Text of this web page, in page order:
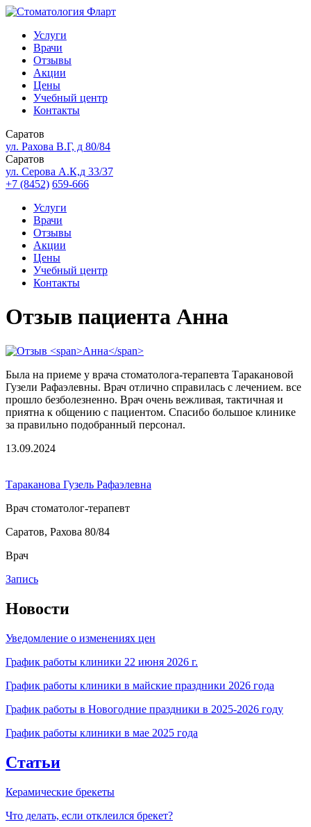
Услуги
Врачи
Отзывы
Акции
Цены
Учебный центр
Контакты
Саратов
ул. Рахова В.Г, д 80/84
Саратов
ул. Серова А.К,д 33/37
+7 (8452) 659-666
Услуги
Врачи
Отзывы
Акции
Цены
Учебный центр
Контакты
Отзыв пациента Анна
Была на приеме у врача стоматолога-терапевта Таракановой
Гузели Рафаэлевны. Врач отлично справилась с лечением. все
прошло безболезненно. Врач очень вежливая, тактичная и
приятна к общению с пациентом. Спасибо большое клинике
за правильно подобранный персонал.
13.09.2024
Тараканова Гузель Рафаэлевна
Врач стоматолог-терапевт
Саратов, Рахова 80/84
Врач
Запись
Новости
Уведомление о изменениях цен
График работы клиники 22 июня 2026 г.
График работы клиники в майские праздники 2026 года
График работы в Новогодние праздники в 2025-2026 году
График работы клиники в мае 2025 года
Статьи
Керамические брекеты
Что делать, если отклеился брекет?